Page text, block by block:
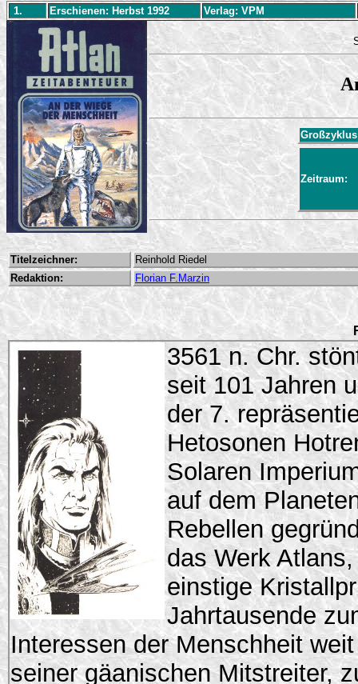
1. Erschienen: Herbst 1992 Verlag: VPM
Zeitraum:
Titelzeichner:
Reinhold Riedel
Redaktion:
Florian F.Marzin
3561 n. Chr.
seit 101 Jahren
der 7.
Hetosonen
Solaren
auf dem
Rebellen
das Werk
einstige
Jahrtausende
Interessen der Menschheit
seiner gäanischen Mitstreiter,